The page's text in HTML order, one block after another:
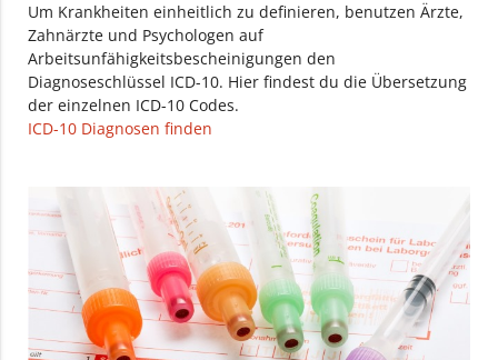
Um Krankheiten einheitlich zu definieren, benutzen Ärzte,
Zahnärzte und Psychologen auf
Arbeitsunfähigkeitsbescheinigungen den
Diagnoseschlüssel ICD-10. Hier findest du die Übersetzung
der einzelnen ICD-10 Codes.
ICD-10 Diagnosen finden